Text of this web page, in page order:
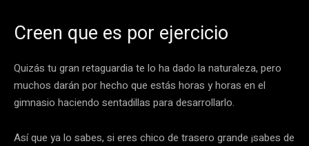
Creen que es por ejercicio
Quizás tu gran retaguardia te lo ha dado la naturaleza, pero
muchos darán por hecho que estás horas y horas en el
gimnasio haciendo sentadillas para desarrollarlo.
Así que ya lo sabes, si eres chico de trasero grande ¡sabes de